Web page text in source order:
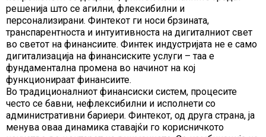
решенија што се агилни, флексибилни и
персонализирани. Финтекот ги носи брзината,
транспарентноста и интуитивноста на дигиталниот свет
во светот на финансиите. Финтек индустријата не е само
дигитализација на финансиските услуги – таа е
фундаментална промена во начинот на кој
функционираат финансиите.
Во традиционалниот финансиски систем, процесите
често се бавни, нефлексибилни и исполнети со
административни бариери. Финтекот, од друга страна, ја
менува оваа динамика ставајќи го корисничкото